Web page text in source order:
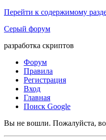
Перейти к содержимому
Серый форум
разработка скриптов
Форум
Правила
Регистрация
Вход
Главная
Поиск Google
Вы не вошли. Пожалуйста,